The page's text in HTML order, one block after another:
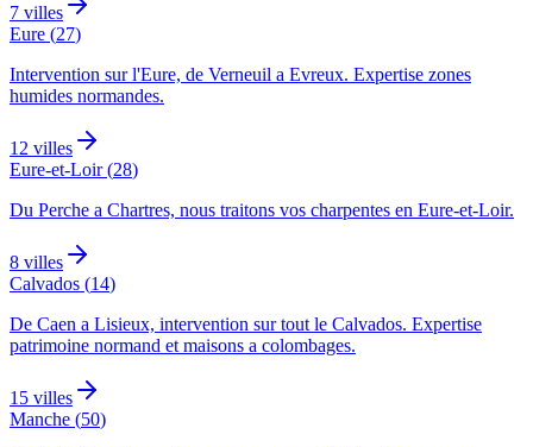
7 villes
Eure (27)
Intervention sur l'Eure, de Verneuil a Evreux. Expertise zones
humides normandes.
12 villes
Eure-et-Loir(28)
Du Perche a Chartres, nous traitons vos charpentes en Eure-et-Loir.
8 villes
Calvados (14)
De Caen a Lisieux, intervention sur tout le Calvados. Expertise
patrimoine normand et maisons a colombages.
15 villes
Manche (50)